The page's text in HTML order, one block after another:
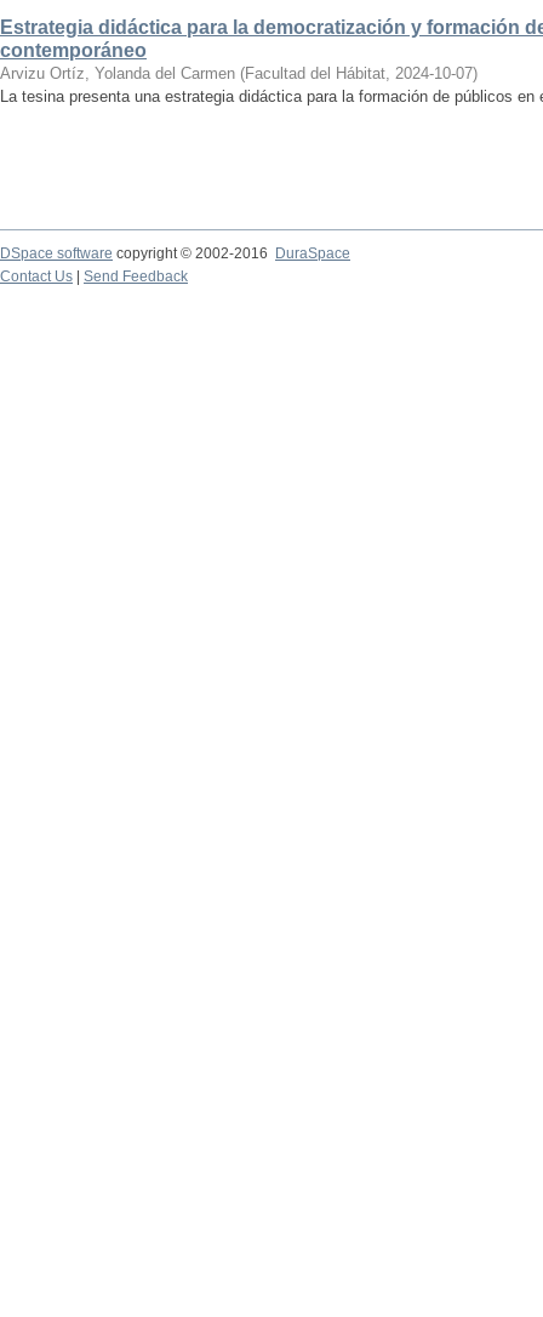
Estrategia didáctica para la democratización y formación
contemporáneo
Arvizu Ortíz, Yolanda del Carmen (Facultad del Hábitat, 2024-10-07)
La tesina presenta una estrategia didáctica para la formación de públicos en
DSpace software copyright © 2002-2016
DuraSpace
Contact Us
Send Feedback